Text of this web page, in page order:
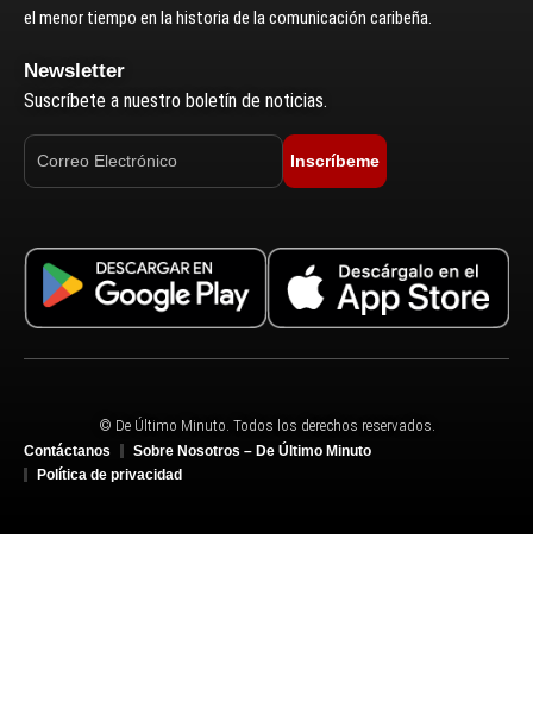
el menor tiempo en la historia de la comunicación caribeña.
Newsletter
Suscríbete a nuestro boletín de noticias.
Inscríbeme
© De Último Minuto. Todos los derechos reservados.
Contáctanos
Sobre Nosotros – De Último Minuto
Política de privacidad